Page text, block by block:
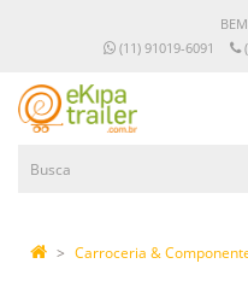
(11) 91019-6091
Carroceria &